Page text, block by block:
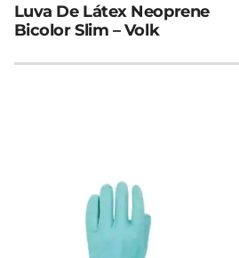
Luva De Látex Neoprene
Bicolor Slim – Volk